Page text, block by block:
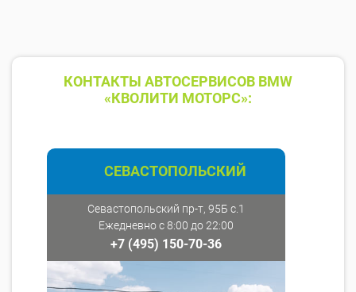
КОНТАКТЫ АВТОСЕРВИСОВ BMW
«КВОЛИТИ МОТОРС»:
СЕВАСТОПОЛЬСКИЙ
Севастопольский пр-т, 95Б с.1
Ежедневно с 8:00 до 22:00
+7 (495) 150-70-36